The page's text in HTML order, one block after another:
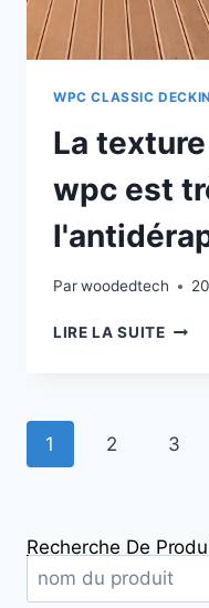
WPC CLASSIC
La
wpc est
Parwoodedtech
LIRE LA SUITELA
EST
Navigation
les
pages
1 2 3
Recherche De